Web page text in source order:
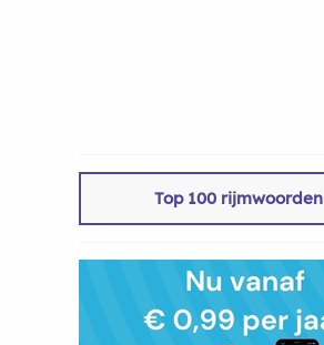
Top 100 rijmwoorden